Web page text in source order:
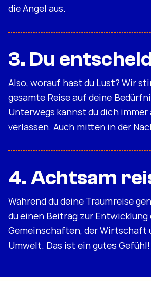
die Angel aus.
3. Du
Also, worauf hast du Lust? Wir
gesamte Reise auf deine
Unterwegs kannst du dich immer
verlassen. Auch mitten in der
4. Achtsam
Während du deine Traumreise
du einen Beitrag zur Entwicklung
Gemeinschaften, der Wirtschaft
Umwelt. Das ist ein gutes Gefühl!